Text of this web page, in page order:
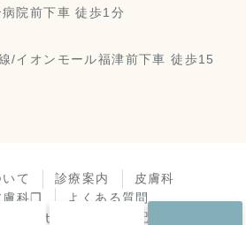
院前下車 徒歩1分
/イオンモール福津前下車 徒歩15
て 診療案内
皮膚科
膚科❐
よくある質問
お知らせ
診療所日記